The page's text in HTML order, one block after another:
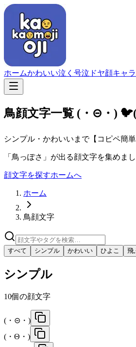
ホームかわいい泣く 号泣 ドヤ顔キャ
鳥顔文字一覧 (・⊝・)
シンプル・かわいいまで【コピペ簡単
「鳥っぽさ」が出る顔文字を集めま
顔文字を探すホームへ
ホーム
鳥顔文字
すべて シンプル かわいい ひよこ 飛
シンプル
10個の顔文字
(・⊝・)
(・Θ・)